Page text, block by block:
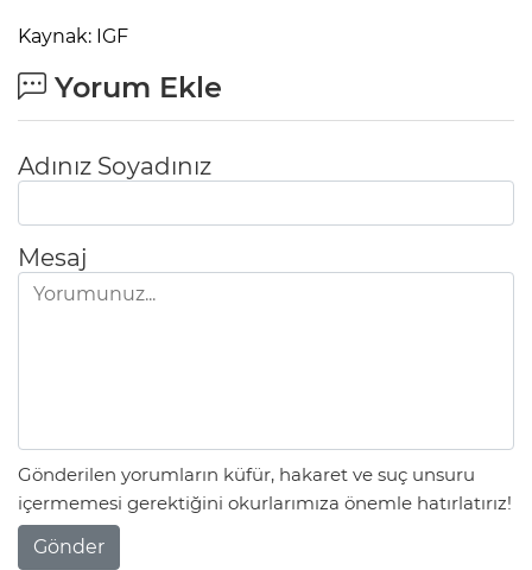
Kaynak: IGF
Yorum Ekle
Adınız Soyadınız
Mesaj
Gönderilen yorumların küfür, hakaret ve suç unsuru
içermemesi gerektiğini okurlarımıza önemle hatırlatırız!
Gönder